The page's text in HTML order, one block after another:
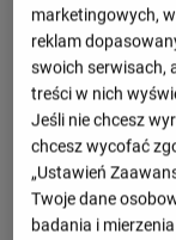
marketingowych,
reklam
swoich serwisach,
treści w nich
Jeśli nie chcesz
chcesz wycofać
„Ustawień
Twoje dane
badania i